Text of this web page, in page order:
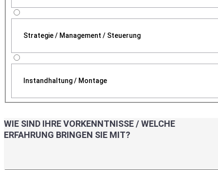
Strategie / Management / Steuerung
Instandhaltung / Montage
WIE SIND IHRE VORKENNTNISSE / WELCHE
ERFAHRUNG BRINGEN SIE MIT?